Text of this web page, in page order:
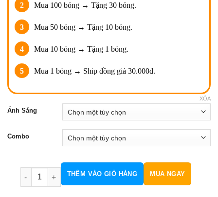
2 Mua 100 bóng → Tặng 30 bóng.
3 Mua 50 bóng → Tặng 10 bóng.
4 Mua 10 bóng → Tặng 1 bóng.
5 Mua 1 bóng → Ship đồng giá 30.000đ.
Ánh Sáng
Combo
XÓA
Combo 200 Bóng Đèn Bulb Trụ 40W Chống Nước số lượng
THÊM VÀO GIỎ HÀNG MUA NGAY